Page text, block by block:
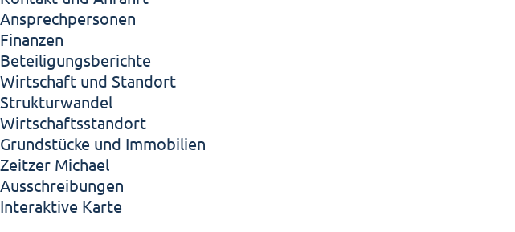
Ansprechpersonen
Finanzen
Beteiligungsberichte
Wirtschaft und Standort
Strukturwandel
Wirtschaftsstandort
Grundstücke und Immobilien
Zeitzer Michael
Ausschreibungen
Interaktive Karte